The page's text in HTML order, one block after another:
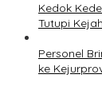
Kedok
Tutupi
Personel
ke